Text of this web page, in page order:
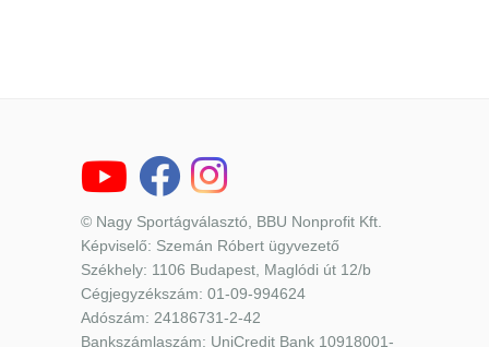
© Nagy Sportágválasztó, BBU Nonprofit Kft.
Képviselő: Szemán Róbert ügyvezető
Székhely: 1106 Budapest, Maglódi út 12/b
Cégjegyzékszám: 01-09-994624
Adószám: 24186731-2-42
Bankszámlaszám: UniCredit Bank 10918001-